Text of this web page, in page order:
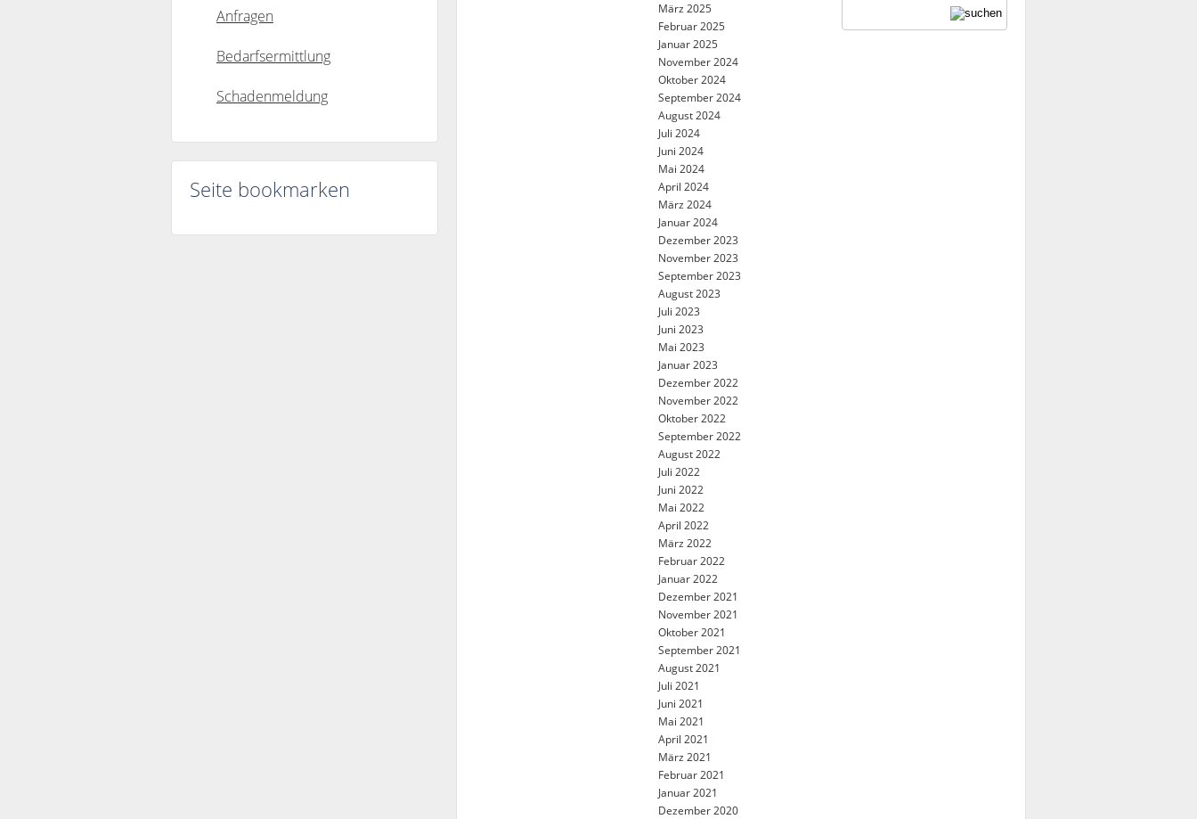
Anfragen
Bedarfsermittlung
Schadenmeldung
Seite bookmarken
März 2025
Februar 2025
Januar 2025
November 2024
Oktober 2024
September 2024
August 2024
Juli 2024
Juni 2024
Mai 2024
April 2024
März 2024
Januar 2024
Dezember 2023
November 2023
September 2023
August 2023
Juli 2023
Juni 2023
Mai 2023
Januar 2023
Dezember 2022
November 2022
Oktober 2022
September 2022
August 2022
Juli 2022
Juni 2022
Mai 2022
April 2022
März 2022
Februar 2022
Januar 2022
Dezember 2021
November 2021
Oktober 2021
September 2021
August 2021
Juli 2021
Juni 2021
Mai 2021
April 2021
März 2021
Februar 2021
Januar 2021
Dezember 2020